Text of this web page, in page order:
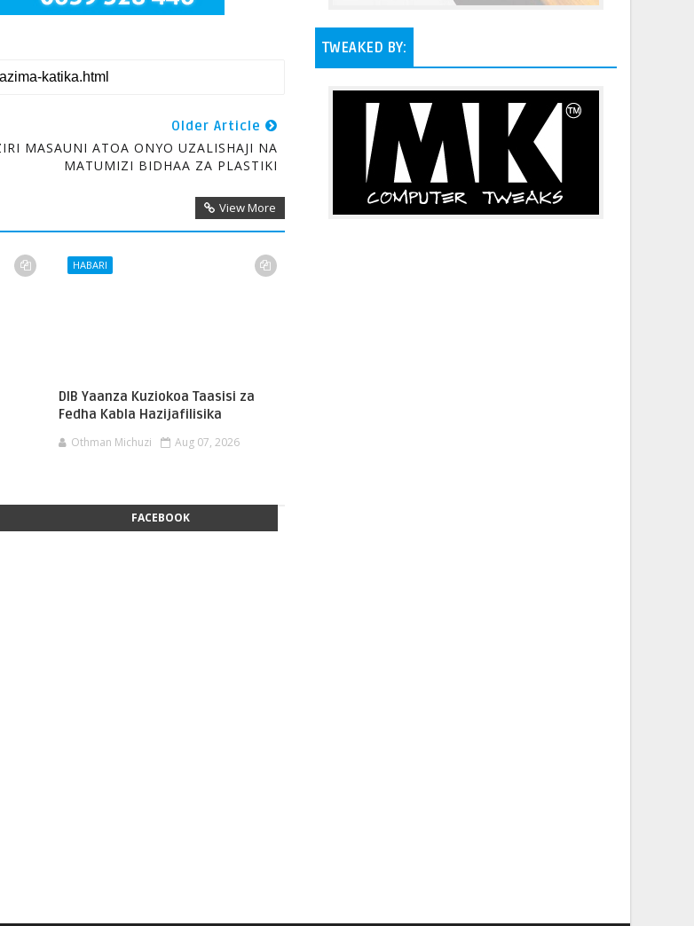
Older Article
MASAUNI ATOA ONYO UZALISHAJI NA
MATUMIZI BIDHAA ZA PLASTIKI
View More
HABARI
DIB Yaanza Kuziokoa Taasisi za
Fedha Kabla Hazijafilisika
Othman Michuzi Aug 07, 2026
FACEBOOK
TWEAKED BY: